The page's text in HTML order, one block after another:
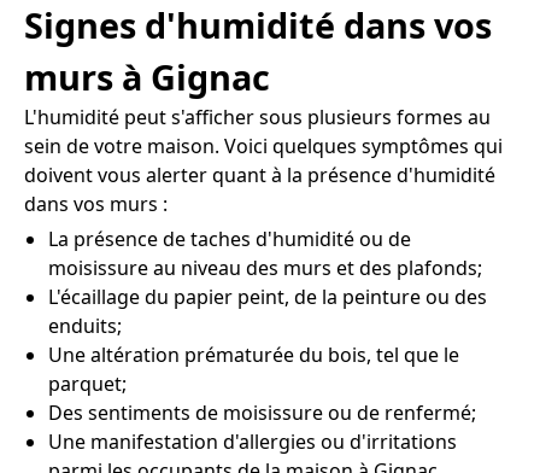
Signes d'humidité dans vos
murs à Gignac
L'humidité peut s'afficher sous plusieurs formes au
sein de votre maison. Voici quelques symptômes qui
doivent vous alerter quant à la présence d'humidité
dans vos murs :
La présence de taches d'humidité ou de
moisissure au niveau des murs et des plafonds;
L'écaillage du papier peint, de la peinture ou des
enduits;
Une altération prématurée du bois, tel que le
parquet;
Des sentiments de moisissure ou de renfermé;
Une manifestation d'allergies ou d'irritations